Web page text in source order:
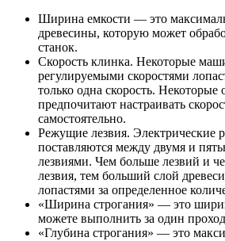
Ширина емкости — это
древесины, которую может
станок.
Скорость клинка. Некоторые
регулируемыми скоростями
только одна скорость. Некоторые
предпочитают настраивать
самостоятельно.
Режущие лезвия. Электрические
поставляются между двумя и
лезвиями. Чем больше лезвий и
лезвия, тем больший слой
лопастями за определенное
«Ширина строгания» — это
можете выполнить за один
«Глубина строгания» — это